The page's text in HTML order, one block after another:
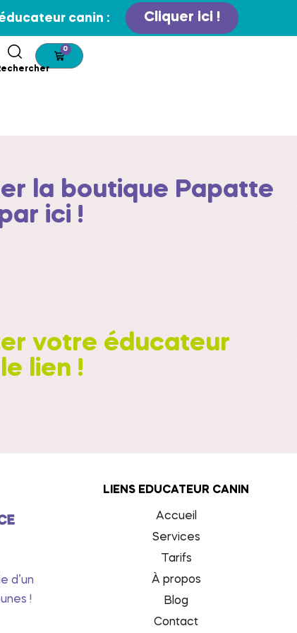
canin : Cliquer ici !
0
la boutique Papatte
ici !
votre éducateur
lien !
d’un
!
LIENS EDUCATEUR CANIN
Accueil
Services
Tarifs
À propos
Blog
Contact